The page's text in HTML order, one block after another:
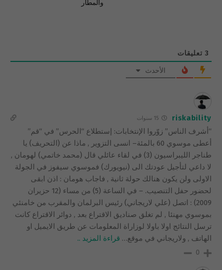
والمطار
3 تعليقات
الأحدث
riskability 15 سنوات
“أشرف الناس” زوّروا الإنتخابات: إستطلاع “الحرس” في “قم”
أعطى موسوي 60 بالمئة– انسى التزوير , ماذا عن (التحريف) يا
طناجر الليبراسيون (3) في لقاء عائلي قال (محمد خاتمي) لهومان ,
لا داعي لتأجيل عودتك الى (نيويورك) فموسوي سيفوز في الجولة
الاولى ولن يكون هنالك حولة ثانية , فاجاب هومان : اذن ابقى
لحضور حفل التنصيب. – في الساعة (5) من مساء (12 حزيران
2009) : اتصل (علي لاريجاني) رئيس البرلمان والمقرب من خامنئي
بموسوي مهنئا , لم تغلق صناديق الاقتراع بعد , دوائر الاقتراع كانت
ترسل النتائج اولا باولا لوزاراة المعلومات عن طريق الايميل او
الهاتف , ولاريجاني في موقع… قراءة المزيد ..
0